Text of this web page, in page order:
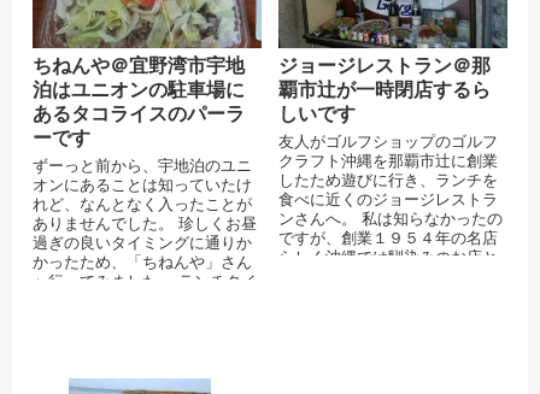
ちねんや＠宜野湾市宇地
泊はユニオンの駐車場に
あるタコライスのパーラ
ーです
ずーっと前から、宇地泊のユニ
オンにあることは知っていたけ
れど、なんとなく入ったことが
ありませんでした。 珍しくお昼
過ぎの良いタイミングに通りか
かったため、「ちねんや」さん
へ行ってみました。 ランチタイ
ジョージレストラン＠那
覇市辻が一時閉店するら
しいです
友人がゴルフショップのゴルフ
クラフト沖縄を那覇市辻に創業
したため遊びに行き、ランチを
食べに近くのジョージレストラ
ンさんへ。 私は知らなかったの
ですが、創業１９５４年の名店
らしく沖縄では馴染みのお店と